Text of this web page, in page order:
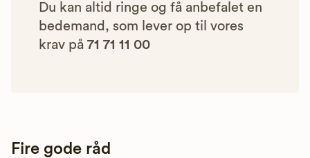
Du kan altid ringe og få anbefalet en
bedemand, som lever op til vores
krav på 71 71 11 00
Fire gode råd